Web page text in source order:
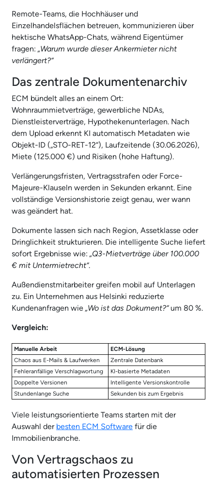
Remote-Teams, die Hochhäuser und
Einzelhandelsflächen betreuen, kommunizieren über
hektische WhatsApp-Chats, während Eigentümer
fragen: „Warum wurde dieser Ankermieter nicht
verlängert?“
Das zentrale Dokumentenarchiv
ECM bündelt alles an einem Ort:
Wohnraummietverträge, gewerbliche NDAs,
Dienstleisterverträge, Hypothekenunterlagen. Nach
dem Upload erkennt KI automatisch Metadaten wie
Objekt-ID („STO-RET-12“), Laufzeitende (30.06.2026),
Miete (125.000 €) und Risiken (hohe Haftung).
Verlängerungsfristen, Vertragsstrafen oder Force-
Majeure-Klauseln werden in Sekunden erkannt. Eine
vollständige Versionshistorie zeigt genau, wer wann
was geändert hat.
Dokumente lassen sich nach Region, Assetklasse oder
Dringlichkeit strukturieren. Die intelligente Suche liefert
sofort Ergebnisse wie: „Q3-Mietverträge über 100.000
€ mit Untermietrecht“.
Außendienstmitarbeiter greifen mobil auf Unterlagen
zu. Ein Unternehmen aus Helsinki reduzierte
Kundenanfragen wie „Wo ist das Dokument?“um 80 %.
Vergleich:
Manuelle Arbeit
ECM-Lösung
Chaos aus E-Mails & Laufwerken
Zentrale Datenbank
Fehleranfällige Verschlagwortung
KI-basierte Metadaten
Doppelte Versionen
Intelligente Versionskontrolle
Stundenlange Suche
Sekunden bis zum Ergebnis
Viele leistungsorientierte Teams starten mit der
Auswahl der besten ECM Software für die
Immobilienbranche.
Von Vertragschaos zu
automatisierten Prozessen